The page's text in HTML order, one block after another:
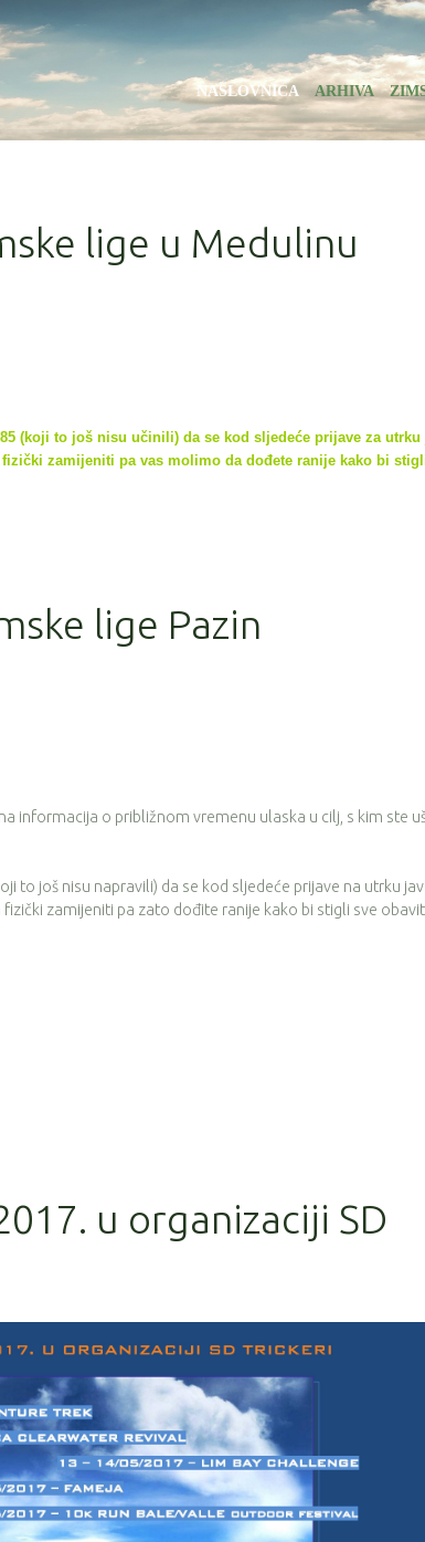
NASLOVNICA ARHIVA
lige u Medulinu
(koji to još nisu učinili) da se kod sljedeće prijave za utrku
zamijeniti pa vas molimo da dođete ranije kako bi
lige Pazin
informacija o približnom vremenu ulaska u cilj, s kim ste
to još nisu napravili) da se kod sljedeće prijave na utrku
zamijeniti pa zato dođite ranije kako bi stigli sve
u organizaciji SD